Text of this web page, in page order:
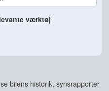
værktøj
bilens historik, synsrapporter